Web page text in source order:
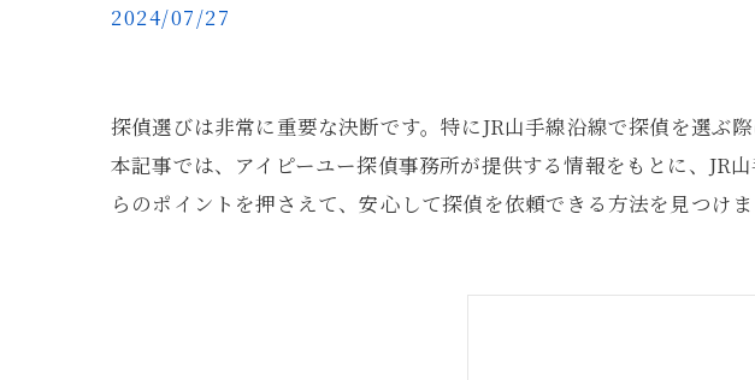
2024/07/27
探偵選びは非常に重要な決断です。特にJR山手線沿線で探偵を選ぶ
本記事では、アイピーユー探偵事務所が提供する情報をもとに、JR
らのポイントを押さえて、安心して探偵を依頼できる方法を見つけま